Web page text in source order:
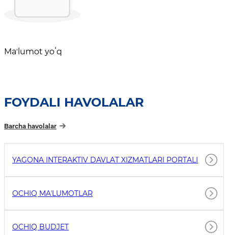
Maʼlumot yoʻq
FOYDALI HAVOLALAR
Barcha havolalar
YAGONA INTERAKTIV DAVLAT XIZMATLARI PORTALI
OCHIQ MAʼLUMOTLAR
OCHIQ BUDJET